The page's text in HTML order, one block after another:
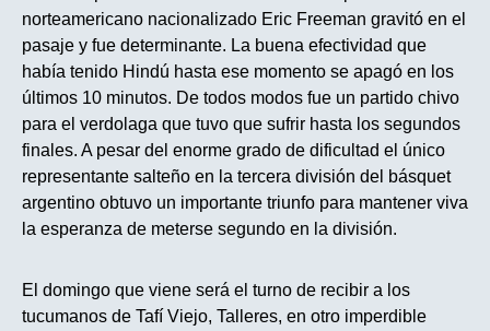
norteamericano nacionalizado Eric Freeman gravitó en el
pasaje y fue determinante. La buena efectividad que
había tenido Hindú hasta ese momento se apagó en los
últimos 10 minutos. De todos modos fue un partido chivo
para el verdolaga que tuvo que sufrir hasta los segundos
finales. A pesar del enorme grado de dificultad el único
representante salteño en la tercera división del básquet
argentino obtuvo un importante triunfo para mantener viva
la esperanza de meterse segundo en la división.
El domingo que viene será el turno de recibir a los
tucumanos de Tafí Viejo, Talleres, en otro imperdible